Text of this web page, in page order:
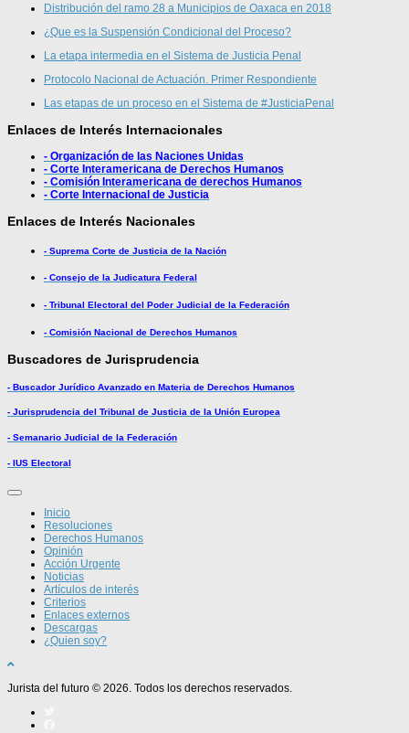
Distribución del ramo 28 a Municipios de Oaxaca en 2018
¿Que es la Suspensión Condicional del Proceso?
La etapa intermedia en el Sistema de Justicia Penal
Protocolo Nacional de Actuación. Primer Respondiente
Las etapas de un proceso en el Sistema de #JusticiaPenal
Enlaces de Interés Internacionales
- Organización de las Naciones Unidas
- Corte Interamericana de Derechos Humanos
- Comisión Interamericana de derechos Humanos
- Corte Internacional de Justicia
Enlaces de Interés Nacionales
- Suprema Corte de Justicia de la Nación
- Consejo de la Judicatura Federal
- Tribunal Electoral del Poder Judicial de la Federación
- Comisión Nacional de Derechos Humanos
Buscadores de Jurisprudencia
- Buscador Jurídico Avanzado en Materia de Derechos Humanos
- Jurisprudencia del Tribunal de Justicia de la Unión Europea
- Semanario Judicial de la Federación
- IUS Electoral
Inicio
Resoluciones
Derechos Humanos
Opinión
Acción Urgente
Noticias
Artículos de interés
Criterios
Enlaces externos
Descargas
¿Quien soy?
Jurista del futuro © 2026. Todos los derechos reservados.